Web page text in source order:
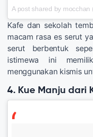
A post shared by
Kafe dan sekolah
macam rasa es serut
serut berbentuk
istimewa ini
menggunakan kismis
4. Kue Manju dari